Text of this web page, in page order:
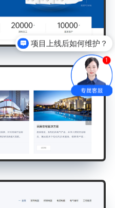
项目上线后如何维护？